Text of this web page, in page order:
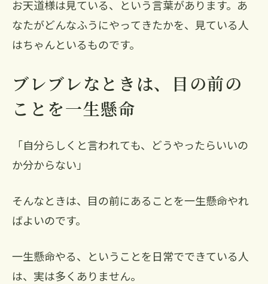
お天道様は見ている、という言葉があります。あ
なたがどんなふうにやってきたかを、見ている人
はちゃんといるものです。
ブレブレなときは、目の前の
ことを一生懸命
「自分らしくと言われても、どうやったらいいの
か分からない」
そんなときは、目の前にあることを一生懸命やれ
ばよいのです。
一生懸命やる、ということを日常でできている人
は、実は多くありません。